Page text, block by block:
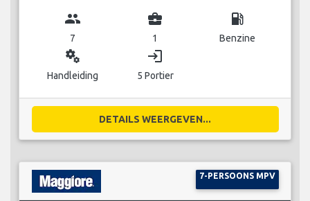
group
7
business_center
1
local_gas_station
Benzine
miscellaneous_services
Handleiding
login
5 Portier
DETAILS WEERGEVEN...
7-PERSOONS MPV